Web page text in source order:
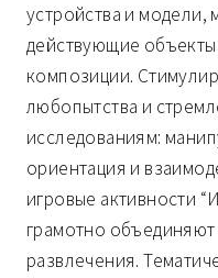
устройства и
действующие
композиции.
любопытства и
исследованиям:
ориентация и
игровые активности
грамотно
развлечения.